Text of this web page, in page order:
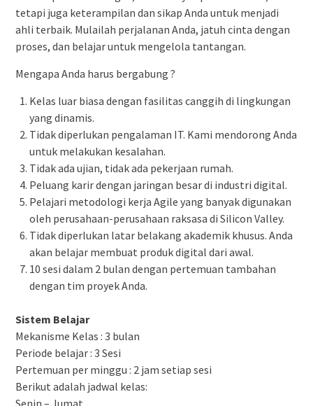
tetapi juga keterampilan dan sikap Anda untuk menjadi
ahli terbaik. Mulailah perjalanan Anda, jatuh cinta dengan
proses, dan belajar untuk mengelola tantangan.
Mengapa Anda harus bergabung ?
Kelas luar biasa dengan fasilitas canggih di lingkungan
yang dinamis.
Tidak diperlukan pengalaman IT. Kami mendorong Anda
untuk melakukan kesalahan.
Tidak ada ujian, tidak ada pekerjaan rumah.
Peluang karir dengan jaringan besar di industri digital.
Pelajari metodologi kerja Agile yang banyak digunakan
oleh perusahaan-perusahaan raksasa di Silicon Valley.
Tidak diperlukan latar belakang akademik khusus. Anda
akan belajar membuat produk digital dari awal.
10 sesi dalam 2 bulan dengan pertemuan tambahan
dengan tim proyek Anda.
Sistem Belajar
Mekanisme Kelas : 3 bulan
Periode belajar : 3 Sesi
Pertemuan per minggu : 2 jam setiap sesi
Berikut adalah jadwal kelas: